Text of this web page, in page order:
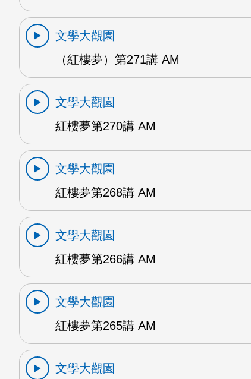
文學大觀園
（紅樓夢）第271講 AM
文學大觀園
紅樓夢第270講 AM
文學大觀園
紅樓夢第268講 AM
文學大觀園
紅樓夢第266講 AM
文學大觀園
紅樓夢第265講 AM
文學大觀園